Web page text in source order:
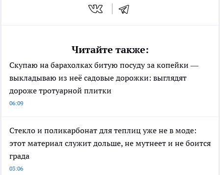
Читайте также:
Скупаю на барахолках битую посуду за копейки —
выкладываю из неё садовые дорожки: выглядят
дороже тротуарной плитки
06:09
Стекло и поликарбонат для теплиц уже не в моде:
этот материал служит дольше, не мутнеет и не боится
града
03:06